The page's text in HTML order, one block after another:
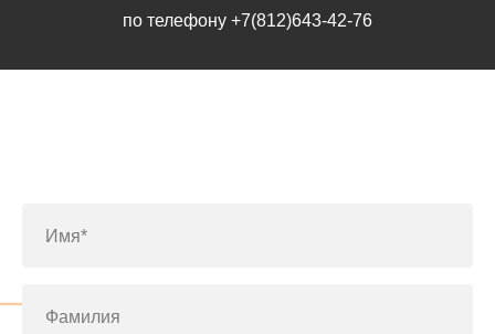
по телефону +7(812)643-42-76
Имя*
Фамилия